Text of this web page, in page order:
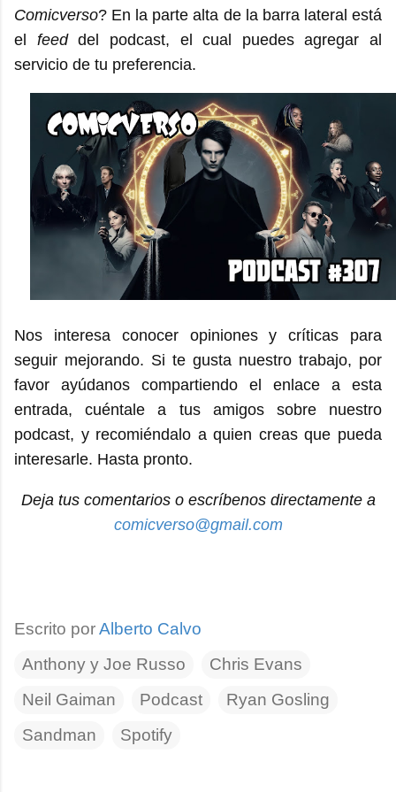
Comicverso? En la parte alta de la barra lateral está
el feeddel podcast, el cual puedes agregar al
servicio de tu preferencia.
Nos interesa conocer opiniones y críticas para
seguir mejorando. Si te gusta nuestro trabajo, por
favor ayúdanos compartiendo el enlace a esta
entrada, cuéntale a tus amigos sobre nuestro
podcast, y recomiéndalo a quien creas que pueda
interesarle. Hasta pronto.
Deja tus comentarios o escríbenos directamente a
comicverso@gmail.com
Escrito porAlberto Calvo
Anthony y Joe Russo
Chris Evans
Neil Gaiman
Podcast
Ryan Gosling
Sandman
Spotify